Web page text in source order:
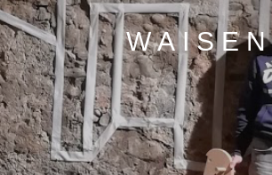
WAISEN